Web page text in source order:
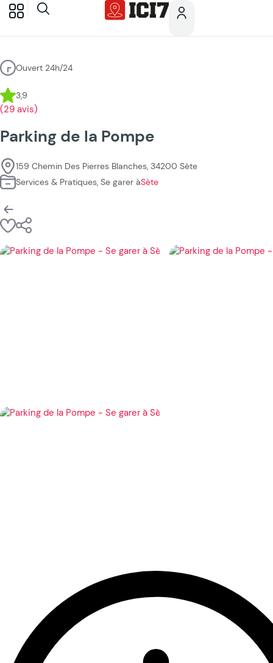
Ouvert 24h/24
3,9
(29 avis)
Parking de la Pompe
159 Chemin Des Pierres Blanches, 34200 Sète
Services & Pratiques, Se garer àSète